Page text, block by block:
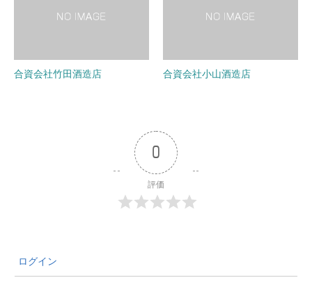
合資会社竹田酒造店 合資会社小山酒造店
0
評価
ログイン